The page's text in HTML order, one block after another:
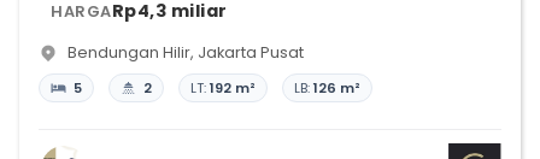
HARGARp4,3 miliar
Bendungan Hilir, Jakarta Pusat
5 2 LT:192 m² LB:126 m²